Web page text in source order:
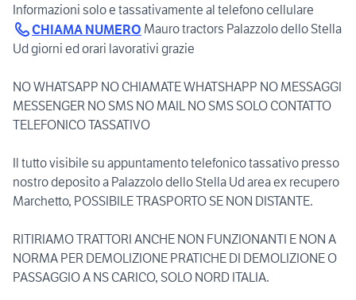
Informazioni solo e tassativamente al telefono cellulare
CHIAMA NUMERO Mauro tractors Palazzolo dello Stella
Ud giorni ed orari lavorativi grazie
NO WHATSAPP NO CHIAMATE WHATSHAPP NO MESSAGGI
MESSENGER NO SMS NO MAIL NO SMS SOLO CONTATTO
TELEFONICO TASSATIVO
Il tutto visibile su appuntamento telefonico tassativo presso
nostro deposito a Palazzolo dello Stella Ud area ex recupero
Marchetto, POSSIBILE TRASPORTO SE NON DISTANTE.
RITIRIAMO TRATTORI ANCHE NON FUNZIONANTI E NON A
NORMA PER DEMOLIZIONE PRATICHE DI DEMOLIZIONE O
PASSAGGIO A NS CARICO, SOLO NORD ITALIA.